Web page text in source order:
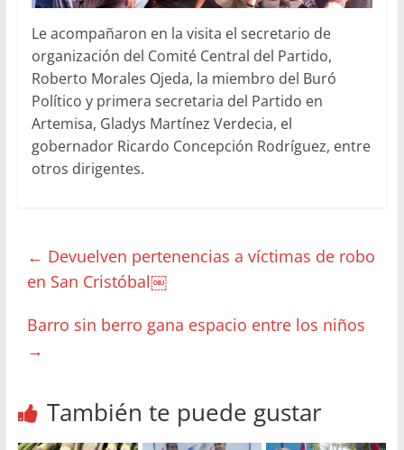
Le acompañaron en la visita el secretario de
organización del Comité Central del Partido,
Roberto Morales Ojeda, la miembro del Buró
Político y primera secretaria del Partido en
Artemisa, Gladys Martínez Verdecia, el
gobernador Ricardo Concepción Rodríguez, entre
otros dirigentes.
← Devuelven pertenencias a víctimas de robo
en San Cristóbal￼
Barro sin berro gana espacio entre los niños
→
También te puede gustar